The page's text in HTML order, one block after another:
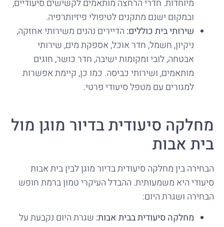
מיוחדות. חדרי הרחצה מותאמים לקשישים סיעודיים,
ובמקום ישנם מתקנים לטיפולי פיזיותרפיה.
שירותי בית כוללים: הדיירים נהנים משירותי אחזקה,
ניקיון, חשמל, חדר אוכל, אספקת מים, שירותי
אבטחה, לובי ומקומות ישיבה, חדר כושר, חוגים
מותאמים, ושירותי כביסה. כמו כן, קיימת אפשרות
למגורים עם מטפל סיעודי פרטי.
מחלקה סיעודית בדיור מוגן מול
בית אבות
הבחירה בין מחלקה סיעודית בדיור מוגן לבין בית אבות
סיעודי היא משמעותית. ההבדל העיקרי טמון ברמת חופש
הבחירה ושגרת היום:
מחלקה סיעודית בבית אבות: שגרת היום נקבעת על